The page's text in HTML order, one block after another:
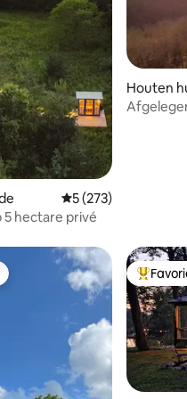
ze
op ❤️ en
retraite.
Gemiddelde
5 (273)
5 hectare privé
Houten